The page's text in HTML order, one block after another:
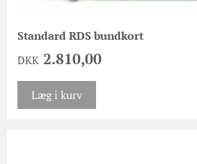
Standard RDS bundkort
DKK 2.810,00
Læg i kurv